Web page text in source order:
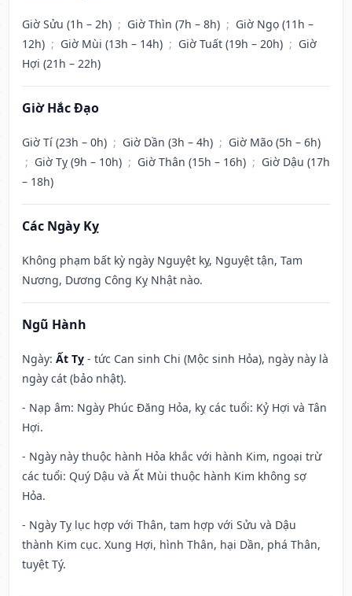
Giờ Sửu (1h – 2h) ; Giờ Thìn (7h – 8h) ; Giờ Ngọ (11h –
12h) ; Giờ Mùi (13h – 14h) ; Giờ Tuất (19h – 20h) ; Giờ
Hợi (21h – 22h)
Giờ Hắc Đạo
Giờ Tí (23h – 0h) ; Giờ Dần (3h – 4h) ; Giờ Mão (5h – 6h)
; Giờ Tỵ (9h – 10h) ; Giờ Thân (15h – 16h) ; Giờ Dậu (17h
– 18h)
Các Ngày Kỵ
Không phạm bất kỳ ngày Nguyệt kỵ, Nguyệt tận, Tam
Nương, Dương Công Kỵ Nhật nào.
Ngũ Hành
Ngày: Ất Tỵ - tức Can sinh Chi (Mộc sinh Hỏa), ngày này là
ngày cát (bảo nhật).
- Nạp âm: Ngày Phúc Đăng Hỏa, kỵ các tuổi: Kỷ Hợi và Tân
Hợi.
- Ngày này thuộc hành Hỏa khắc với hành Kim, ngoại trừ
các tuổi: Quý Dậu và Ất Mùi thuộc hành Kim không sợ
Hỏa.
- Ngày Tỵ lục hợp với Thân, tam hợp với Sửu và Dậu
thành Kim cục. Xung Hợi, hình Thân, hại Dần, phá Thân,
tuyệt Tý.